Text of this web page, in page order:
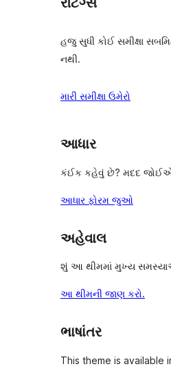
હજુ સુધી કોઈ સમીક્ષા
નથી.
મારી સમીક્ષા ઉમેરો
આધાર
કંઈક કહેવું છે? મદદ
આધાર ફોરમ જુઓ
અહેવાલ
શું આ થીમમાં મુખ્ય
આ થીમની જાણ કરો.
ભાષાંતર
This theme is available